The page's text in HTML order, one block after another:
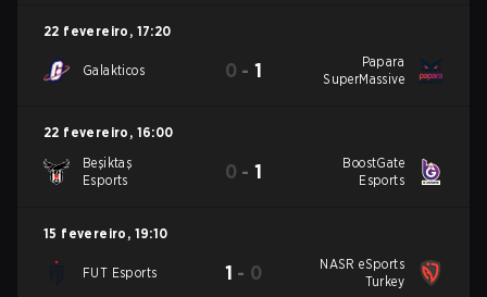
22 fevereiro , 17:20
Galakticos 0 -1
Papara
SuperMassive
22 fevereiro , 16:00
Beşiktaş
Esports
0 -1
BoostGate
Esports
15 fevereiro , 19:10
FUT Esports 1 - 0
NASR eSports
Turkey